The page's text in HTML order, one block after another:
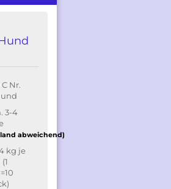
Nr.
3-4
abweichend)
kg je